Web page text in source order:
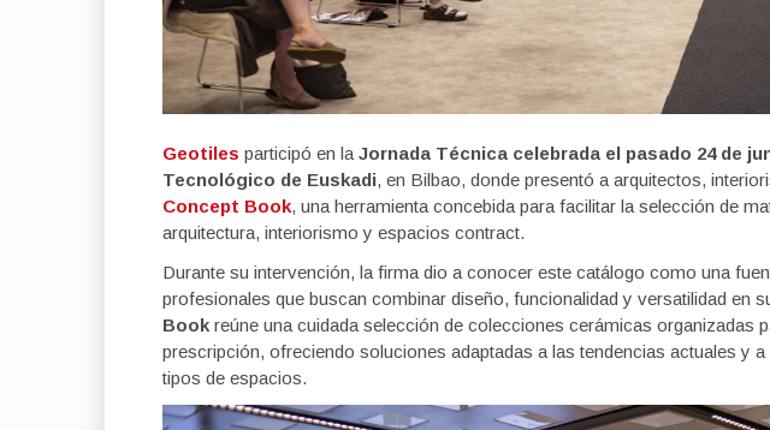
Geotiles participó en la Jornada Técnica celebrada el pasado 24 de
Tecnológico de Euskadi, en Bilbao, donde presentó a arquitectos,
Concept Book, una herramienta concebida para facilitar la selección de
arquitectura, interiorismo y espacios contract.
Durante su intervención, la firma dio a conocer este catálogo como una
profesionales que buscan combinar diseño, funcionalidad y versatilidad en
Book reúne una cuidada selección de colecciones cerámicas organizadas
prescripción, ofreciendo soluciones adaptadas a las tendencias actuales y
tipos de espacios.